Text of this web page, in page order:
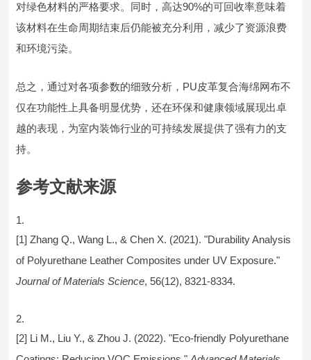
对绿色材料的严格要求。同时，高达90%的可回收率意味着
该材料在生命周期结束后仍能被充分利用，减少了资源浪费
和环境污染。
总之，通过对各项参数的细致分析，PU皮革复合海绵网布不
仅在功能性上具备明显优势，还在环保和健康领域展现出卓
越的表现，为室内装饰行业的可持续发展提供了强有力的支
持。
参考文献来源
[1] Zhang Q., Wang L., & Chen X. (2021). "Durability Analysis
of Polyurethane Leather Composites under UV Exposure."
Journal of Materials Science, 56(12), 8321-8334.
[2] Li M., Liu Y., & Zhou J. (2022). "Eco-friendly Polyurethane